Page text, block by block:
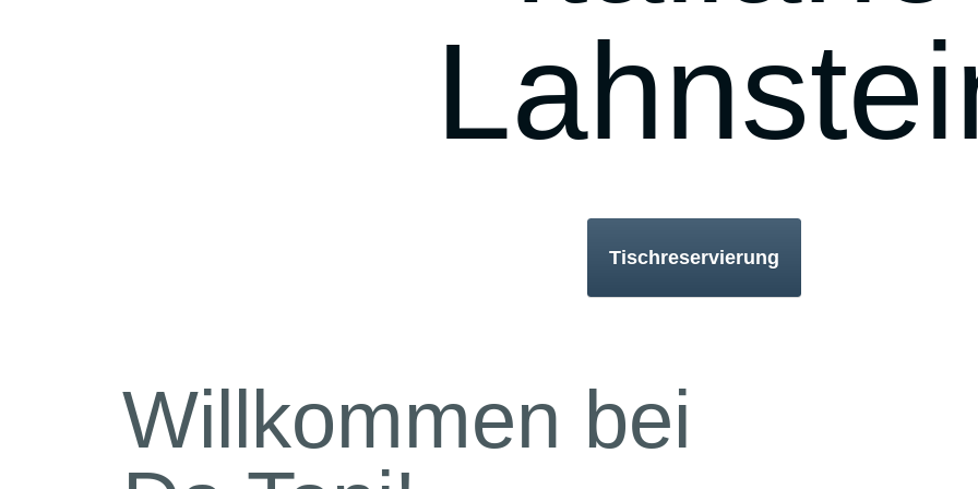
Tischreservierung
Willkommen bei